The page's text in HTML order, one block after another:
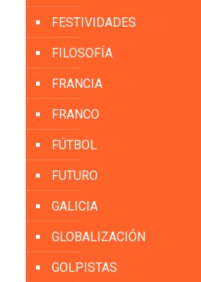
FESTIVIDADES
FILOSOFÍA
FRANCIA
FRANCO
FÚTBOL
FUTURO
GALICIA
GLOBALIZACIÓN
GOLPISTAS